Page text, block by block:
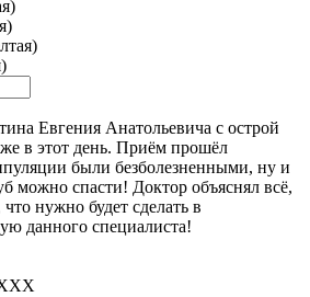
Евгения Анатольевича с острой
в этот день. Приём прошёл
были безболезненными, ну и
можно спасти! Доктор объяснял всё,
что нужно будет сделать в
данного специалиста!